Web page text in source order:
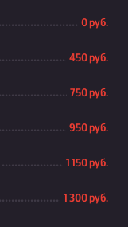
0 руб.
450 руб.
750 руб.
950 руб.
1 150 руб.
1 300 руб.